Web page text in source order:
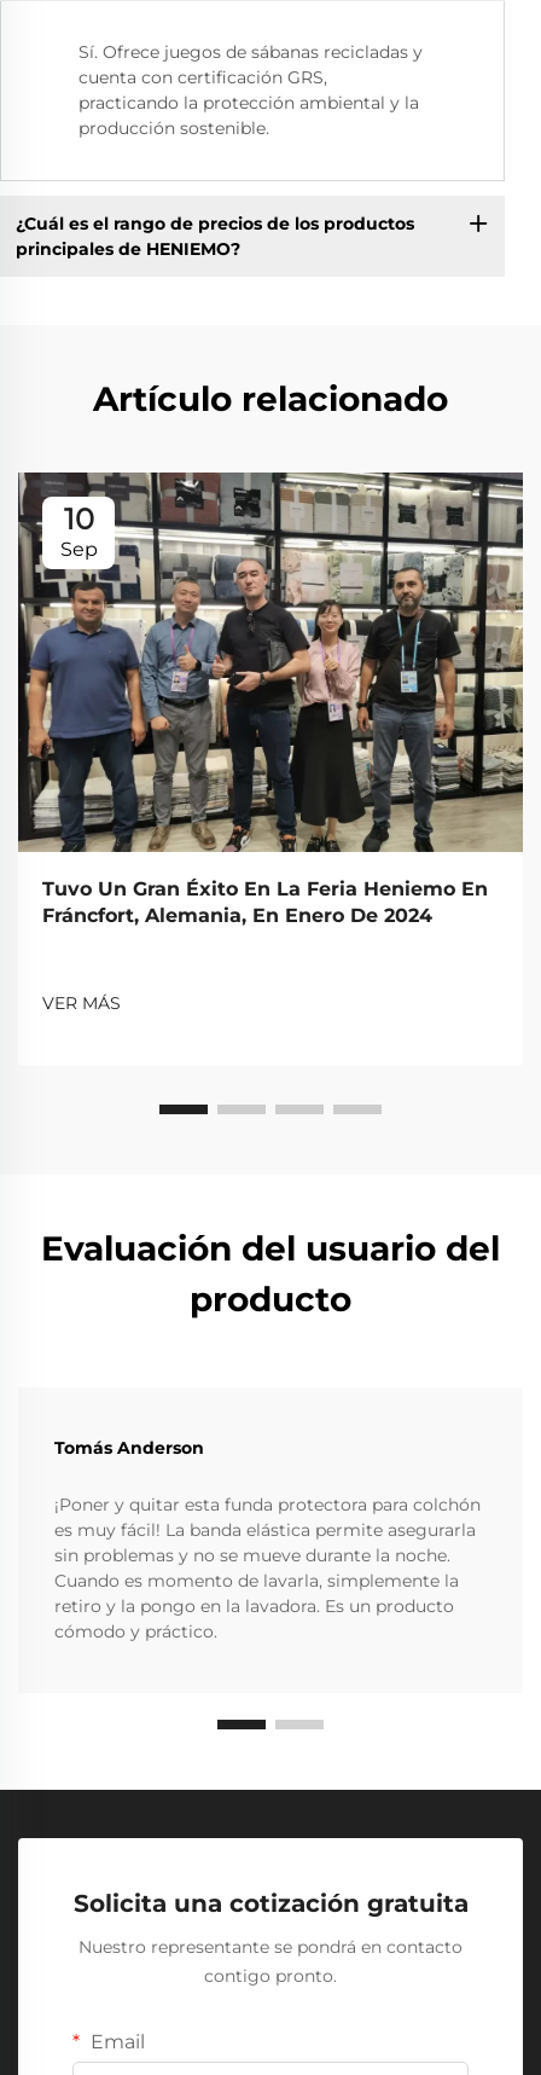
Sí. Ofrece juegos de sábanas recicladas y
cuenta con certificación GRS,
practicando la protección ambiental y la
producción sostenible.
¿Cuál es el rango de precios de los productos
principales de HENIEMO?
Artículo relacionado
10
Sep
Tuvo Un Gran Éxito En La Feria Heniemo En
Fráncfort, Alemania, En Enero De 2024
VER MÁS
Evaluación del usuario del
producto
Tomás Anderson
¡Poner y quitar esta funda protectora para colchón
es muy fácil! La banda elástica permite asegurarla
sin problemas y no se mueve durante la noche.
Cuando es momento de lavarla, simplemente la
retiro y la pongo en la lavadora. Es un producto
cómodo y práctico.
Solicita una cotización gratuita
Nuestro representante se pondrá en contacto
contigo pronto.
Email